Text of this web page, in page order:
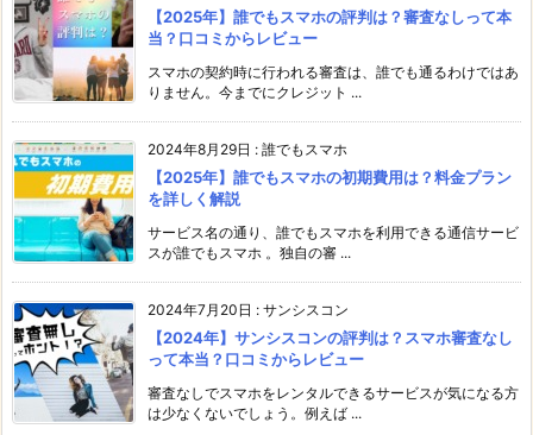
【2025年】誰でもスマホの評判は？審査なしって本
当？口コミからレビュー
スマホの契約時に行われる審査は、誰でも通るわけではあ
りません。今までにクレジット ...
2024年8月29日 : 誰でもスマホ
【2025年】誰でもスマホの初期費用は？料金プラン
を詳しく解説
サービス名の通り、誰でもスマホを利用できる通信サービ
スが誰でもスマホ 。独自の審 ...
2024年7月20日 : サンシスコン
【2024年】サンシスコンの評判は？スマホ審査なし
って本当？口コミからレビュー
審査なしでスマホをレンタルできるサービスが気になる方
は少なくないでしょう。例えば ...